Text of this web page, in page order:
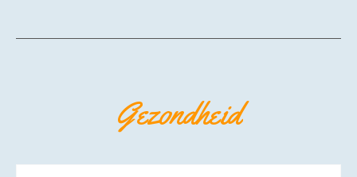
Gezondheid